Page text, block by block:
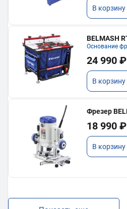
В корзину
BELMASH
Основание
24 990 ₽
В корзину
Фрезер
18 990 ₽
В корзину